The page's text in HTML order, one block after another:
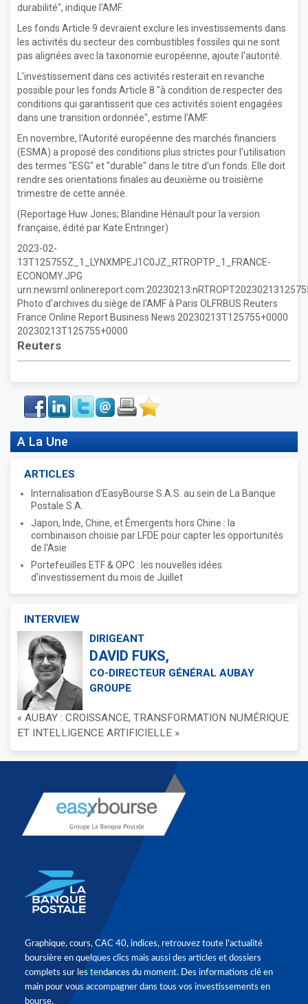
durabilité", indique l'AMF.
Les fonds Article 9 devraient exclure les investissements dans
les activités du secteur des combustibles fossiles qui ne sont
pas alignées avec la taxonomie européenne, ajoute l'autorité.
L'investissement dans ces activités resterait en revanche
possible pour les fonds Article 8 "à condition de respecter des
conditions qui garantissent que ces activités soient engagées
dans une transition ordonnée", estime l'AMF.
En novembre, l'Autorité européenne des marchés financiers
(ESMA) a proposé des conditions plus strictes pour l'utilisation
des termes "ESG" et "durable" dans le titre d'un fonds. Elle doit
rendre ses orientations finales au deuxième ou troisième
trimestre de cette année.
(Reportage Huw Jones; Blandine Hénault pour la version
française, édité par Kate Entringer)
2023-02-
13T125755Z_1_LYNXMPEJ1C0JZ_RTROPTP_1_FRANCE-
ECONOMY.JPG
Photo d'archives du siège de l'AMF à Paris OLFRBUS Reuters
France Online Report Business News 20230213T125755+0000
20230213T125755+0000
Reuters
Face
book
LinkIn Twitter Envoyer ImprimerFavoris
A La Une
ARTICLES
Internalisation d'EasyBourse S.A.S. au sein de La Banque
Postale S.A.
Japon, Inde, Chine, et Émergents hors Chine : la
combinaison choisie par LFDE pour capter les opportunités
de l'Asie
Portefeuilles ETF & OPC : les nouvelles idées
d'investissement du mois de Juillet
INTERVIEW
DIRIGEANT
DAVID FUKS,
CO-DIRECTEUR GÉNÉRAL AUBAY
GROUPE
« AUBAY : CROISSANCE, TRANSFORMATION NUMÉRIQUE
ET INTELLIGENCE ARTIFICIELLE »
Graphique, cours, CAC 40, indices, retrouvez toute l'actualité
boursière en quelques clics mais aussi des articles et dossiers
complets sur les tendances du moment. Des informations clé en
main pour vous accompagner dans tous vos investissements en
bourse.